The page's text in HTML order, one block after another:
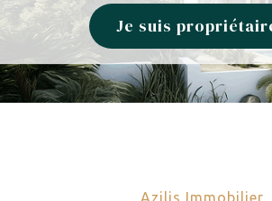
Je suis
Azilis Immobilier